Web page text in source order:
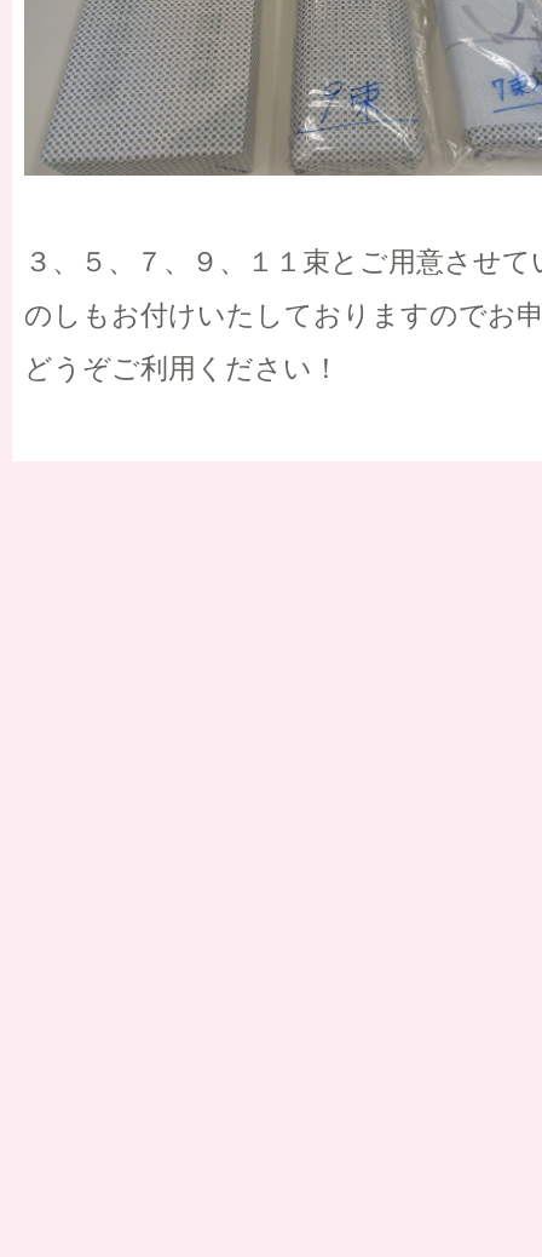
３、５、７、９、１１束とご用意させ
のしもお付けいたしておりますのでお
どうぞご利用ください！